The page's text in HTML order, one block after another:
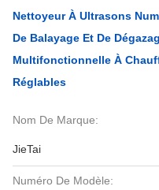
Nettoyeur À Ultrasons
De Balayage Et De
Multifonctionnelle À
Réglables
Nom De Marque:
JieTai
Numéro De Modèle: